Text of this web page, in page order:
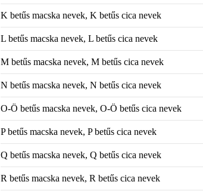
K betűs macska nevek, K betűs cica nevek
L betűs macska nevek, L betűs cica nevek
M betűs macska nevek, M betűs cica nevek
N betűs macska nevek, N betűs cica nevek
O-Ö betűs macska nevek, O-Ö betűs cica nevek
P betűs macska nevek, P betűs cica nevek
Q betűs macska nevek, Q betűs cica nevek
R betűs macska nevek, R betűs cica nevek